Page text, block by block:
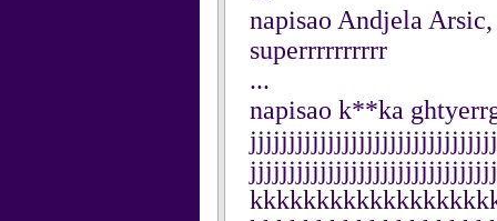
napisao Andjela
superrrrrrrrrr
...
napisao k**ka